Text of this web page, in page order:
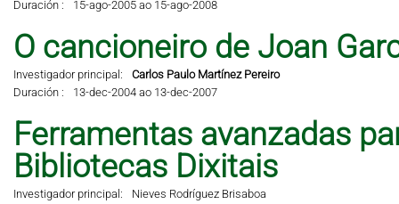
Duración :
15-ago-2005 ao 15-ago-2008
O cancioneiro de Joan
Investigador principal:
Carlos Paulo Martínez Pereiro
Duración :
13-dec-2004 ao 13-dec-2007
Ferramentas avanzadas
Bibliotecas Dixitais
Investigador principal:
Nieves Rodríguez Brisaboa